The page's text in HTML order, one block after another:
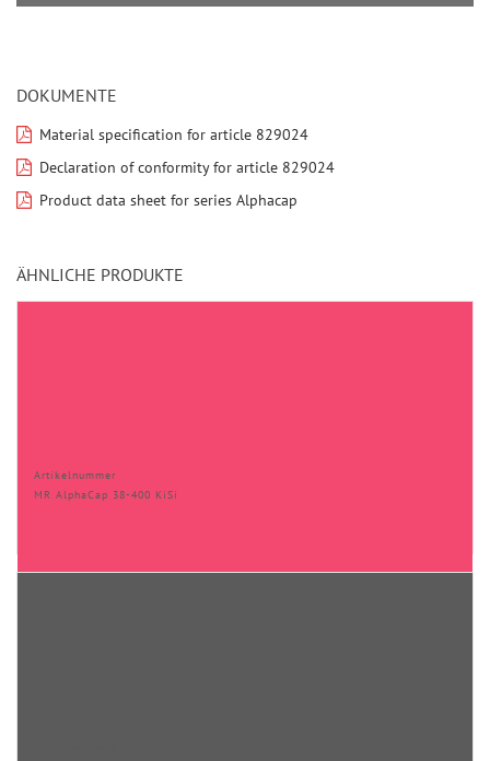
DOKUMENTE
Material specification for article 829024
Declaration of conformity for article 829024
Product data sheet for series Alphacap
ÄHNLICHE PRODUKTE
Artikelnummer
MR AlphaCap 38-400 KiSi